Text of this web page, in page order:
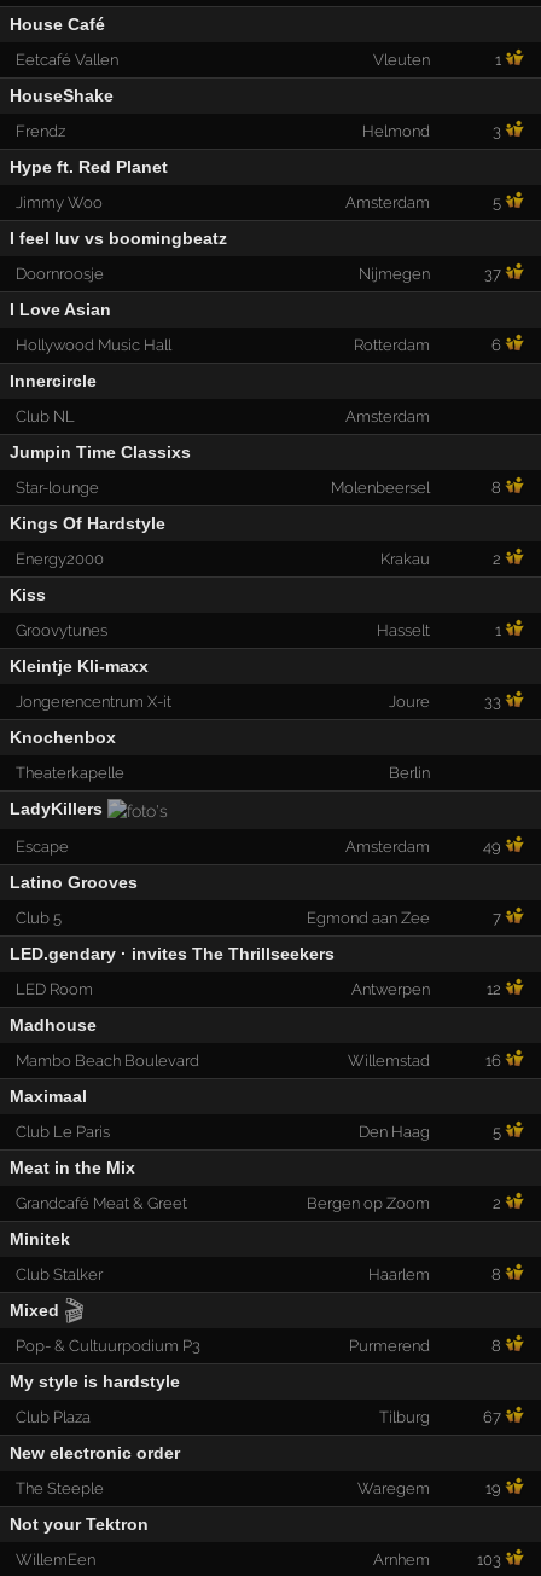
House Café
Eetcafé Vallen Vleuten 1
HouseShake
Frendz Helmond 3
Hype ft. Red Planet
Jimmy Woo Amsterdam 5
I feel luv vs boomingbeatz
Doornroosje Nijmegen 37
I Love Asian
Hollywood Music Hall Rotterdam 6
Innercircle
Club NL Amsterdam
Jumpin Time Classixs
Star-lounge Molenbeersel 8
Kings Of Hardstyle
Energy2000 Krakau 2
Kiss
Groovytunes Hasselt 1
Kleintje Kli-maxx
Jongerencentrum X-it Joure 33
Knochenbox
Theaterkapelle Berlin
LadyKillers
Escape Amsterdam 49
Latino Grooves
Club 5 Egmond aan Zee 7
LED.gendary · invites The Thrillseekers
LED Room Antwerpen 12
Madhouse
Mambo Beach Boulevard Willemstad 16
Maximaal
Club Le Paris Den Haag 5
Meat in the Mix
Grandcafé Meat & Greet Bergen op Zoom 2
Minitek
Club Stalker Haarlem 8
Mixed 🎬
Pop- & Cultuurpodium P3 Purmerend 8
My style is hardstyle
Club Plaza Tilburg 67
New electronic order
The Steeple Waregem 19
Not your Tektron
WillemEen Arnhem 103